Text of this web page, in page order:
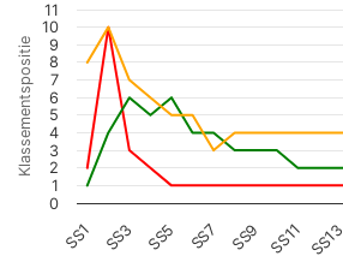
Klassementspositie
SS1 SS3 SS5 SS7 SS9 SS11 SS13
0
1
2
3
4
5
6
7
8
9
10
11